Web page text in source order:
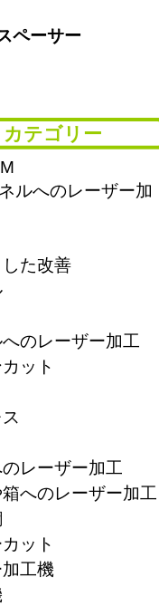
ペーサー
テゴリー
ルへのレーザー加
た改善
のレーザー加工
ット
レーザー加工
へのレーザー加工
ット
工機